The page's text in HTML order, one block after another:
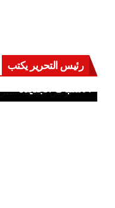
رئيس التحرير يكتب
حرب على العقول..
الاشتباك الجديدة